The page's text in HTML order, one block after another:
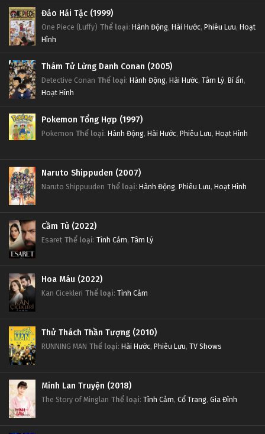
Đảo Hải Tặc (1999)
One Piece (Luffy) Thể loại: Hành Động, Hài Hước, Phiêu Lưu, Hoạt
Hình
Thám Tử Lừng Danh Conan (2005)
Detective Conan Thể loại: Hành Động, Hài Hước, Tâm Lý, Bí ẩn,
Hoạt Hình
Pokemon Tổng Hợp (1997)
Pokemon Thể loại: Hành Động, Hài Hước, Phiêu Lưu, Hoạt Hình
Naruto Shippuden (2007)
Naruto Shippuuden Thể loại: Hành Động, Phiêu Lưu, Hoạt Hình
Cầm Tù (2022)
Esaret Thể loại: Tình Cảm, Tâm Lý
Hoa Máu (2022)
Kan Cicekleri Thể loại: Tình Cảm
Thử Thách Thần Tượng (2010)
RUNNING MAN Thể loại: Hài Hước, Phiêu Lưu, TV Shows
Minh Lan Truyện (2018)
The Story of Minglan Thể loại: Tình Cảm, Cổ Trang, Gia Đình